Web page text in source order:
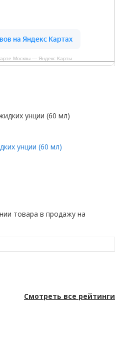
Москвы — Яндекс Карты
унции (60 мл)
товара в продажу на
Смотреть все рейтинги